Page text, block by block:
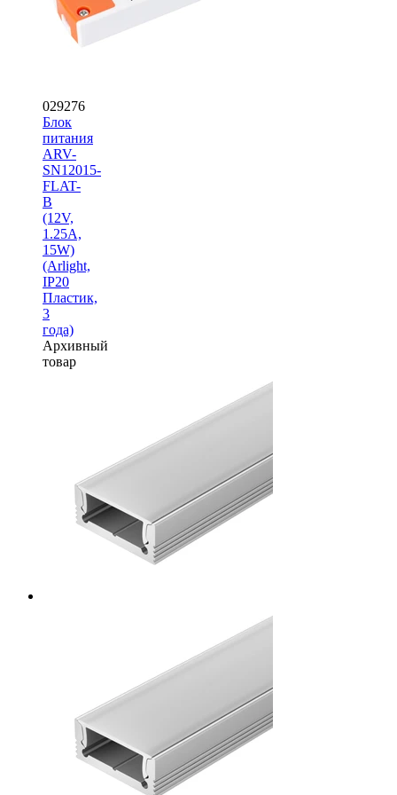
029276
Блок
питания
ARV-
SN12015-
FLAT-
B
(12V,
1.25A,
15W)
(Arlight,
IP20
Пластик,
3
года)
Архивный
товар